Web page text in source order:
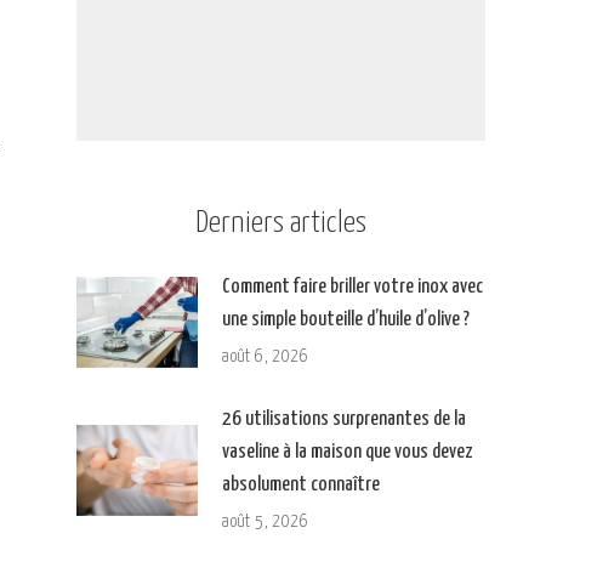
Derniers articles
Comment faire briller votre inox avec
une simple bouteille d’huile d’olive ?
août 6, 2026
26 utilisations surprenantes de la
vaseline à la maison que vous devez
absolument connaître
août 5, 2026